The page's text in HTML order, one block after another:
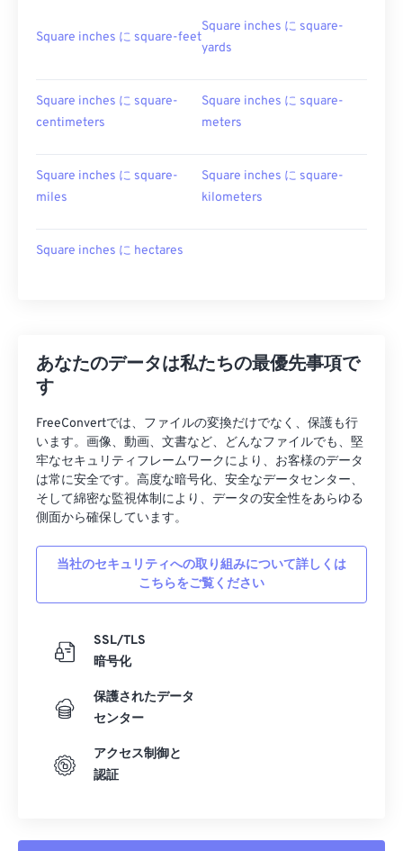
Square inches に square-feet
Square inches に square-
yards
Square inches に square-
centimeters
Square inches に square-
meters
Square inches に square-
miles
Square inches に square-
kilometers
Square inches に hectares
あなたのデータは私たちの最優先事項で
す
FreeConvertでは、ファイルの変換だけでなく、保護も行
います。画像、動画、文書など、どんなファイルでも、堅
牢なセキュリティフレームワークにより、お客様のデータ
は常に安全です。高度な暗号化、安全なデータセンター、
そして綿密な監視体制により、データの安全性をあらゆる
側面から確保しています。
当社のセキュリティへの取り組みについて詳しくは
こちらをご覧ください
SSL/TLS
暗号化
保護されたデータ
センター
アクセス制御と
認証